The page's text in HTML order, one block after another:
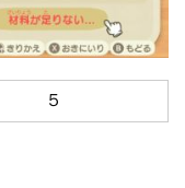
５